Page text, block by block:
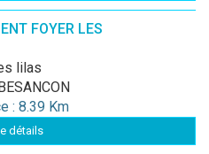
FOYER LES
lilas
: 8.39 Km
détails